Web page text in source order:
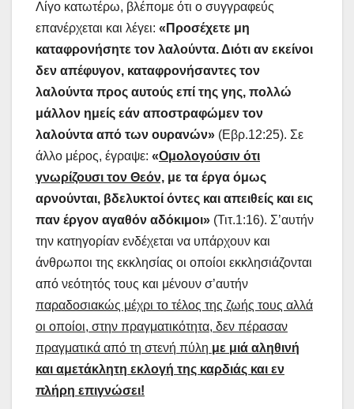
Λίγο κατωτέρω, βλέπομε ότι ο συγγραφεύς
επανέρχεται και λέγει: «Προσέχετε μη
καταφρονήσητε τον λαλούντα. Διότι αν εκείνοι
δεν απέφυγον, καταφρονήσαντες τον
λαλούντα προς αυτούς επί της γης, πολλώ
μάλλον ημείς εάν αποστραφώμεν τον
λαλούντα από των ουρανών» (Εβρ.12:25). Σε
άλλο μέρος, έγραψε: «Ομολογούσιν ότι
γνωρίζουσι τον Θεόν, με τα έργα όμως
αρνούνται, βδελυκτοί όντες και απειθείς και εις
παν έργον αγαθόν αδόκιμοι» (Τιτ.1:16). Σ’αυτήν
την κατηγορίαν ενδέχεται να υπάρχουν και
άνθρωποι της εκκλησίας οι οποίοι εκκλησιάζονται
από νεότητός τους και μένουν σ’αυτήν
παραδοσιακώς μέχρι το τέλος της ζωής τους αλλά
οι οποίοι, στην πραγματικότητα, δεν πέρασαν
πραγματικά από τη στενή πύλη με μιά αληθινή
και αμετάκλητη εκλογή της καρδιάς και εν
πλήρη επιγνώσει!